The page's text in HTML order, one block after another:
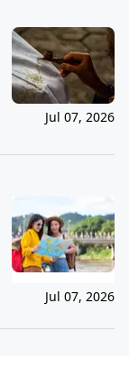
Jul 07, 2026
Jul 07, 2026